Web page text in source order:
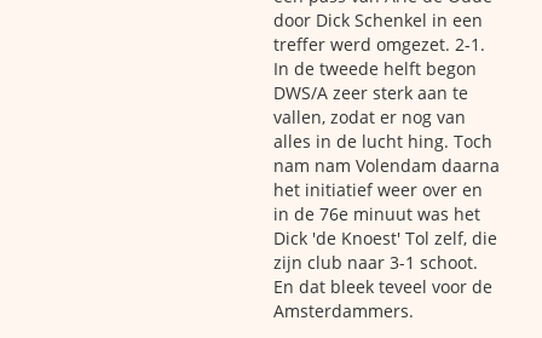
door Dick Schenkel in een
treffer werd omgezet. 2-1.
In de tweede helft begon
DWS/A zeer sterk aan te
vallen, zodat er nog van
alles in de lucht hing. Toch
nam nam Volendam daarna
het initiatief weer over en
in de 76e minuut was het
Dick 'de Knoest' Tol zelf, die
zijn club naar 3-1 schoot.
En dat bleek teveel voor de
Amsterdammers.